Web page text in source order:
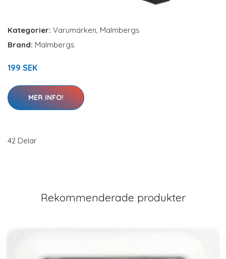
Kategorier: Varumärken, Malmbergs
Brand: Malmbergs
199 SEK
MER INFO!
42 Delar
Rekommenderade produkter